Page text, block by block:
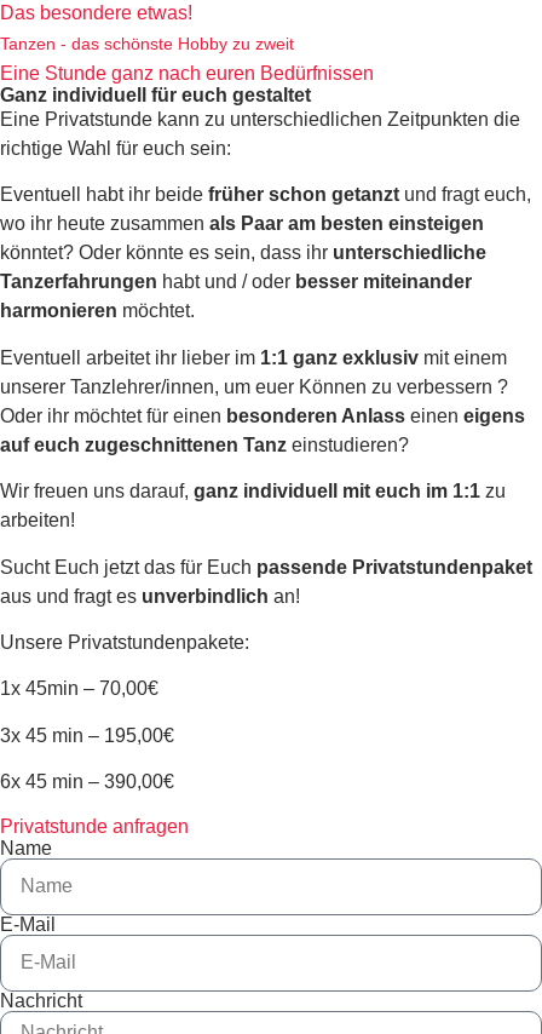
Das besondere etwas!
Tanzen - das schönste Hobby zu zweit
Eine Stunde ganz nach euren Bedürfnissen
Ganz individuell für euch gestaltet
Eine Privatstunde kann zu unterschiedlichen Zeitpunkten die
richtige Wahl für euch sein:
Eventuell habt ihr beide früher schon getanzt und fragt euch,
wo ihr heute zusammen als Paar am besten einsteigen
könntet? Oder könnte es sein, dass ihr unterschiedliche
Tanzerfahrungen habt und / oder besser miteinander
harmonieren möchtet.
Eventuell arbeitet ihr lieber im 1:1 ganz exklusiv mit einem
unserer Tanzlehrer/innen, um euer Können zu verbessern ?
Oder ihr möchtet für einen besonderen Anlass einen eigens
auf euch zugeschnittenen Tanz einstudieren?
Wir freuen uns darauf, ganz individuell mit euch im 1:1 zu
arbeiten!
Sucht Euch jetzt das für Euch passende Privatstundenpaket
aus und fragt es unverbindlich an!
Unsere Privatstundenpakete:
1x 45min – 70,00€
3x 45 min – 195,00€
6x 45 min – 390,00€
Privatstunde anfragen
Name
E-Mail
Nachricht